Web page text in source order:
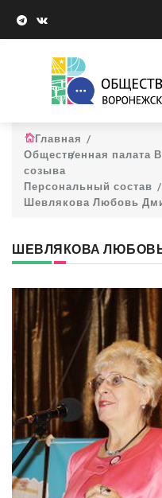
Главная
Общественная палата
созыва
Персональный состав
Шевлякова Любовь
ШЕВЛЯКОВА